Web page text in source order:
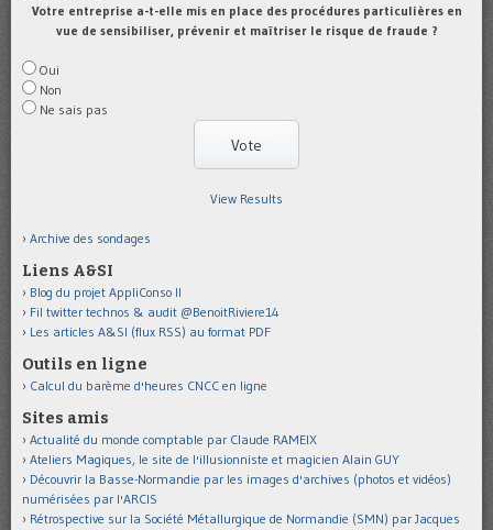
Votre entreprise a-t-elle mis en place des procédures particulières en
vue de sensibiliser, prévenir et maîtriser le risque de fraude ?
Oui
Non
Ne sais pas
View Results
Archive des sondages
Liens A&SI
Blog du projet AppliConso II
Fil twitter technos & audit @BenoitRiviere14
Les articles A&SI (flux RSS) au format PDF
Outils en ligne
Calcul du barème d'heures CNCC en ligne
Sites amis
Actualité du monde comptable par Claude RAMEIX
Ateliers Magiques, le site de l'illusionniste et magicien Alain GUY
Découvrir la Basse-Normandie par les images d'archives (photos et vidéos)
numérisées par l'ARCIS
Rétrospective sur la Société Métallurgique de Normandie (SMN) par Jacques